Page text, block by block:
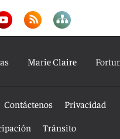
Marie Claire
Contáctenos
Privacidad
Tránsito